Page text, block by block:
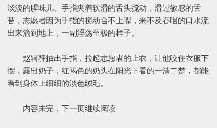
淡淡的腥味儿。手指夹着软滑的舌头搅动，滑过敏感的舌
苔，志愿者因为手指的搅动合不上嘴，来不及吞咽的口水流
出来滴到地上，一副淫荡至极的样子。
赵轲驿抽出手指，拉起志愿者的上衣，让他咬住衣服下
摆，露出奶子，红褐色的奶头在阳光下看的一清二楚，都能
看到身体上细细的淡色绒毛。
内容未完，下一页继续阅读